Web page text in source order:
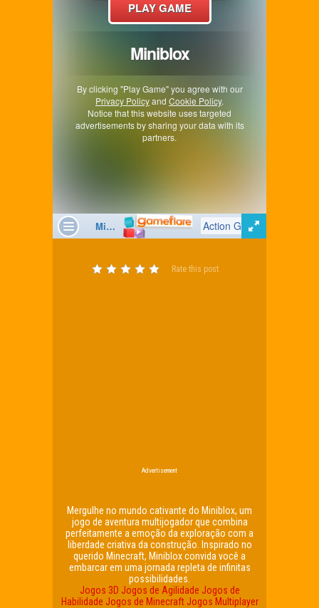
Rate this post
Advertisement
Mergulhe no mundo cativante do Miniblox, um
jogo de aventura multijogador que combina
perfeitamente a emoção da exploração com a
liberdade criativa da construção. Inspirado no
querido Minecraft, Miniblox convida você a
embarcar em uma jornada repleta de infinitas
possibilidades.
Jogos 3D Jogos de Agilidade Jogos de
Habilidade Jogos de Minecraft Jogos Multiplayer